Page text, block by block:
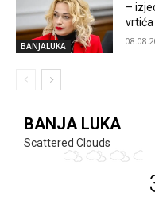
BANJALUKA
–
vrtića
BANJA LUKA
Scattered Clouds